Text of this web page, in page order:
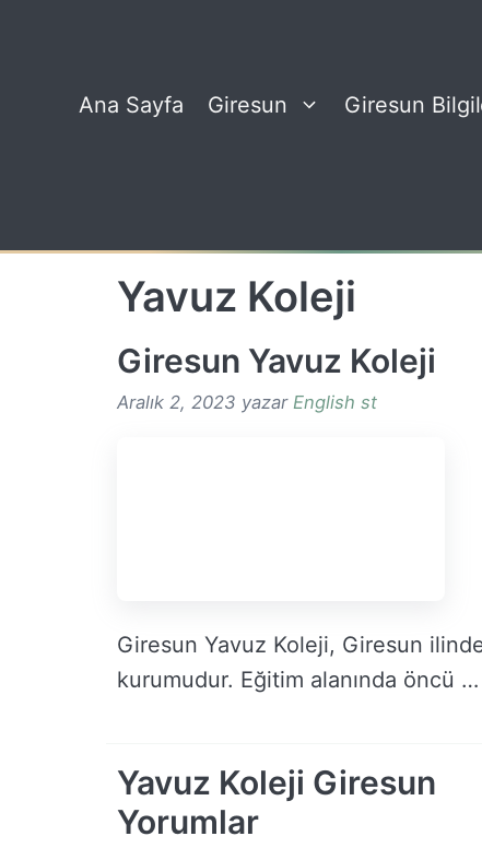
Ana Sayfa Giresun Giresun
Yavuz Koleji
Giresun Yavuz Koleji
Aralık 2, 2023 yazar English st
Giresun Yavuz Koleji, Giresun
kurumudur. Eğitim alanında öncü …
Yavuz Koleji Giresun
Yorumlar